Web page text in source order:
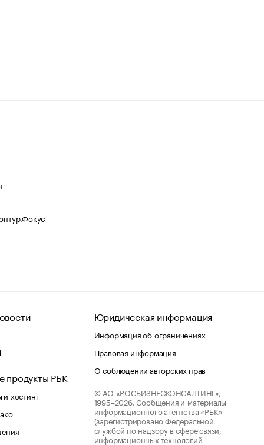
продукты РБК
хостинг
Юридическая информация
Информация об ограничениях
Правовая информация
О соблюдении авторских прав
© АО «РОСБИЗНЕСКОНСАЛТИНГ»,
1995–2026. Сообщения и материалы
информационного агентства «РБК»
(зарегистрировано Федеральной
службой по надзору в сфере связи,
информационных технологий